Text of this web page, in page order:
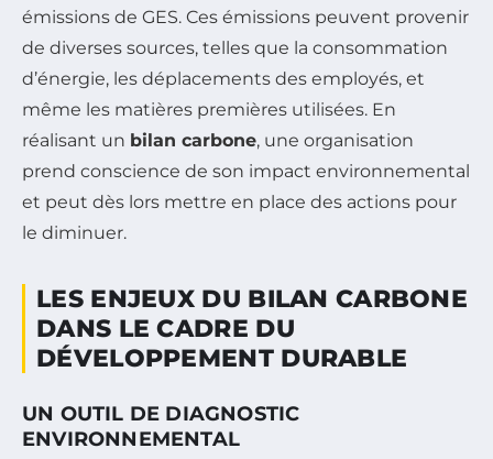
émissions de GES. Ces émissions peuvent provenir
de diverses sources, telles que la consommation
d’énergie, les déplacements des employés, et
même les matières premières utilisées. En
réalisant un bilan carbone, une organisation
prend conscience de son impact environnemental
et peut dès lors mettre en place des actions pour
le diminuer.
LES ENJEUX DU BILAN CARBONE
DANS LE CADRE DU
DÉVELOPPEMENT DURABLE
UN OUTIL DE DIAGNOSTIC
ENVIRONNEMENTAL